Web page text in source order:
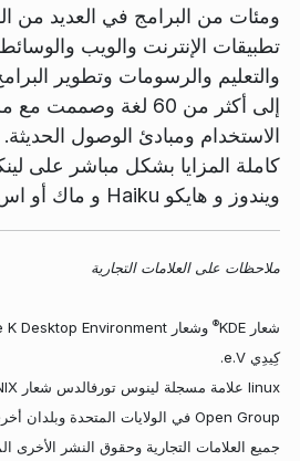
ومئات من البرامج في العديد من
تطبيقات الإنترنت والويب والوسائط
والتعليم والرسومات وتطوير
إلى أكثر من 60 لغة
الاستخدام ومبادئ الوصول
كاملة المزايا بشكل مباشر على
ويندوز و هايكو Haiku و ماك أو اس.
ملاحظات على العلامات التجارية
شعار KDE ® وشعار the K Desktop Environment
كِيدِي e.V.
Open Group في الولايات المتحدة وبلدان أخرى.
جميع العلامات التجارية وحقوق النشر الأخرى